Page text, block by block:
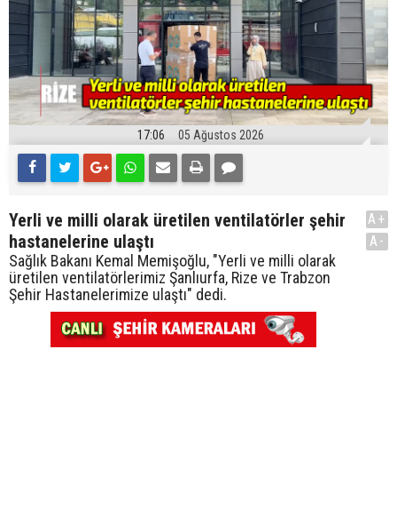
17:06 05 Ağustos 2026
Yerli ve milli olarak üretilen ventilatörler şehir
hastanelerine ulaştı
Sağlık Bakanı Kemal Memişoğlu, "Yerli ve milli olarak
üretilen ventilatörlerimiz Şanlıurfa, Rize ve Trabzon
Şehir Hastanelerimize ulaştı" dedi.
A+
A-